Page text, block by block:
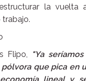
la vuelta
Flipo,
"Ya
que pica en